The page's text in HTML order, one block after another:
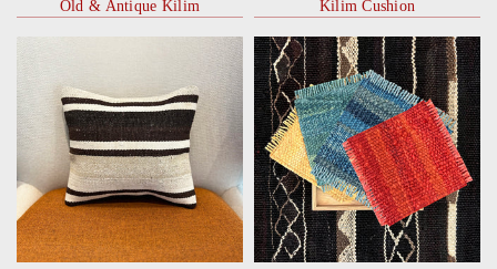
Old & Antique Kilim Kilim Cushion